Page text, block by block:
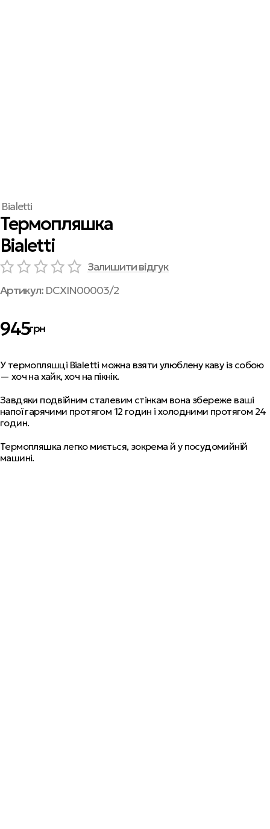
Bialetti
Термопляшка
Bialetti
Залишити відгук
Артикул: DCXIN00003/2
945грн
У термопляшці Bialetti можна взяти улюблену каву із собою
— хоч на хайк, хоч на пікнік.
Завдяки подвійним сталевим стінкам вона збереже ваші
напої гарячими протягом 12 годин і холодними протягом 24
годин.
Термопляшка легко миється, зокрема й у посудомийній
машині.